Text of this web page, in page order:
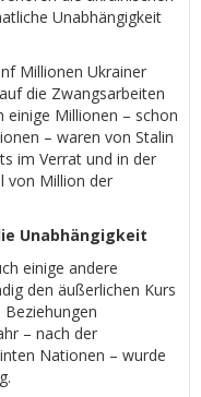
Unabhängigkeit
Millionen Ukrainer
die Zwangsarbeiten
Millionen – schon
– waren von Stalin
im Verrat und in der
von Million der
Unabhängigkeit
einige andere
den äußerlichen Kurs
– nach der
Nationen – wurde